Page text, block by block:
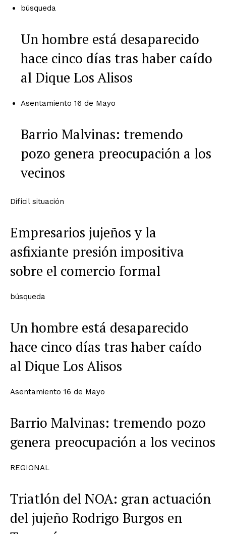
búsqueda
Un hombre está desaparecido
hace cinco días tras haber caído
al Dique Los Alisos
Asentamiento 16 de Mayo
Barrio Malvinas: tremendo
pozo genera preocupación a los
vecinos
Difícil situación
Empresarios jujeños y la
asfixiante presión impositiva
sobre el comercio formal
búsqueda
Un hombre está desaparecido
hace cinco días tras haber caído
al Dique Los Alisos
Asentamiento 16 de Mayo
Barrio Malvinas: tremendo pozo
genera preocupación a los vecinos
REGIONAL
Triatlón del NOA: gran actuación
del jujeño Rodrigo Burgos en